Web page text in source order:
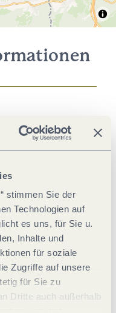
stimmen Sie der
Technologien auf
es uns, für Sie u.
Inhalte und
für soziale
Zugriffe auf unsere
für Sie zu
Dritte auch außerhalb